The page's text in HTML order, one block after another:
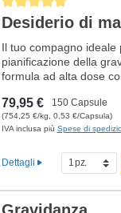
Desiderio di
Il tuo compagno ideale
pianificazione della
formula ad alta dose
completamente
la fertilità e preparare
corpo alla gravidanza.
100% vegano, senza
prodotto secondo i più
qualità in Germania.
alluminio, senza olio di
79,95 € 150 Capsule
(754,25 €/kg, 0,53 €/Capsula)
IVA inclusa più Spese di
Dettagli
Gravidanza